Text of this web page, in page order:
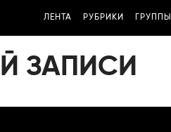
ЛЕНТА РУБРИКИ ГРУППЫ
ЗАПИСИ